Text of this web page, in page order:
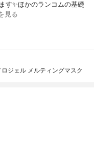
す✨ほかのランコムの基礎
見る
ジェル メルティングマスク